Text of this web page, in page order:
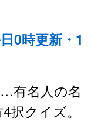
0時更新・1
有名人の名
択クイズ。